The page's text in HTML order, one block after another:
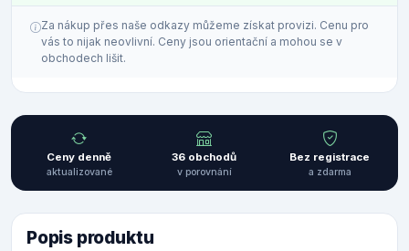
Za nákup přes naše odkazy můžeme získat provizi. Cenu pro
vás to nijak neovlivní. Ceny jsou orientační a mohou se v
obchodech lišit.
Ceny denně
aktualizované
36 obchodů
v porovnání
Bez registrace
a zdarma
Popis produktu